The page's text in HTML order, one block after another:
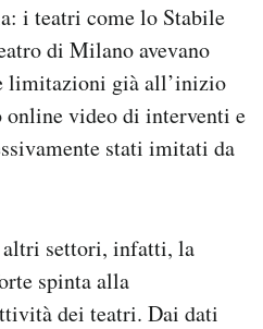
i teatri come lo Stabile
di Milano avevano
limitazioni già all’inizio
online video di interventi e
stati imitati da
altri settori, infatti, la
spinta alla
dei teatri. Dai dati